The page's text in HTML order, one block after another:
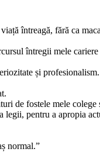
întreagă, fără ca
întregii mele
și
de fostele mele
pentru a apropia
normal.”